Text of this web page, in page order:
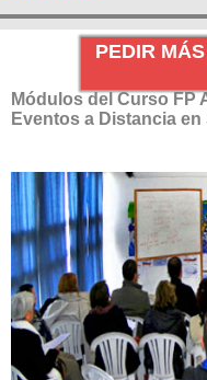
PEDIR
Módulos del Curso FP
Eventos a Distancia en